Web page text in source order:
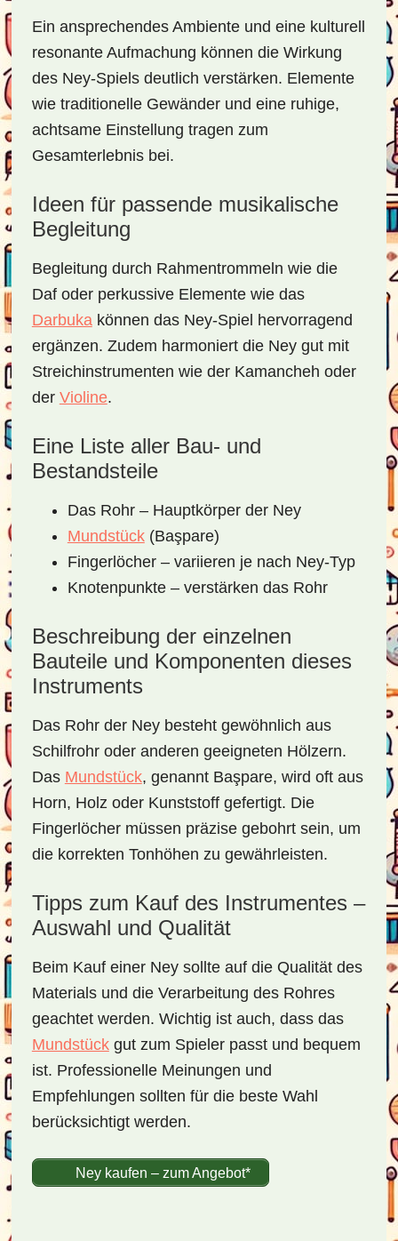
Ein ansprechendes Ambiente und eine kulturell
resonante Aufmachung können die Wirkung
des Ney-Spiels deutlich verstärken. Elemente
wie traditionelle Gewänder und eine ruhige,
achtsame Einstellung tragen zum
Gesamterlebnis bei.
Ideen für passende musikalische
Begleitung
Begleitung durch Rahmentrommeln wie die
Daf oder perkussive Elemente wie das
Darbukakönnen das Ney-Spiel hervorragend
ergänzen. Zudem harmoniert die Ney gut mit
Streichinstrumenten wie der Kamancheh oder
der Violine.
Eine Liste aller Bau- und
Bestandsteile
Das Rohr – Hauptkörper der Ney
Mundstück(Başpare)
Fingerlöcher – variieren je nach Ney-Typ
Knotenpunkte – verstärken das Rohr
Beschreibung der einzelnen
Bauteile und Komponenten dieses
Instruments
Das Rohr der Ney besteht gewöhnlich aus
Schilfrohr oder anderen geeigneten Hölzern.
Das Mundstück, genannt Başpare, wird oft aus
Horn, Holz oder Kunststoff gefertigt. Die
Fingerlöcher müssen präzise gebohrt sein, um
die korrekten Tonhöhen zu gewährleisten.
Tipps zum Kauf des Instrumentes –
Auswahl und Qualität
Beim Kauf einer Ney sollte auf die Qualität des
Materials und die Verarbeitung des Rohres
geachtet werden. Wichtig ist auch, dass das
Mundstückgut zum Spieler passt und bequem
ist. Professionelle Meinungen und
Empfehlungen sollten für die beste Wahl
berücksichtigt werden.
Ney kaufen – zum Angebot*